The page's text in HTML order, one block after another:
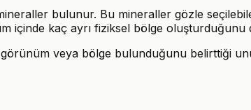
bulunur. Bu mineraller gözle
içinde kaç ayrı fiziksel bölge oluşturduğunu
veya bölge bulunduğunu belirttiği